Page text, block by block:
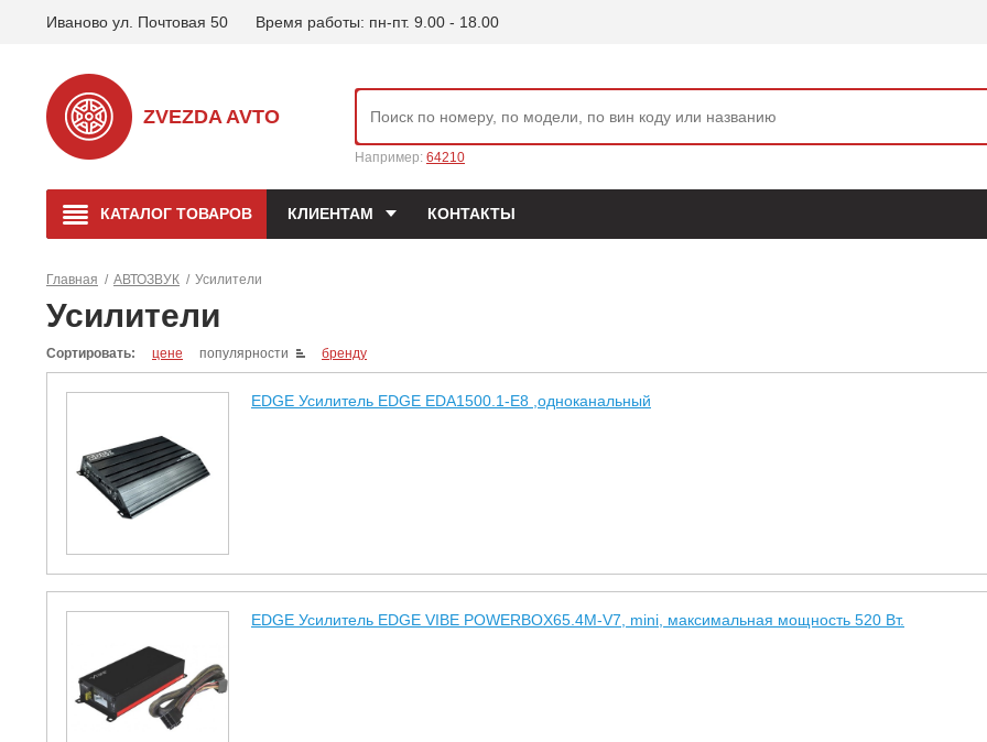
Иваново ул. Почтовая 50 Время работы: пн-пт. 9.00 - 18.00
ZVEZDA AVTO
Например: 64210
КАТАЛОГ ТОВАРОВ КЛИЕНТАМ КОНТАКТЫ
Главная / АВТОЗВУК / Усилители
Усилители
Сортировать: цене популярности бренду
EDGE Усилитель EDGE EDA1500.1-E8 ,одноканальный
EDGE Усилитель EDGE VIBE POWERBOX65.4M-V7, mini, максимальная мощность 520 Вт.